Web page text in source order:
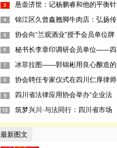
悬壶济世：记杨鹏睿和他的平衡针
锦江区久曾鑫翘脚牛肉店：弘扬传
统 传承美食
协会向“兰观酒业”授予会员单位牌
匾
秘书长李章印调研会员单位——四
川网富天下科技有限公司
冰菲拉图——郭锦彬用良心酿造的
蓝莓冰酒品牌
协会聘任专家仪式在四川仁厚律师
事务所举行
四川省法律应用协会举办“企业法
律风险防控”公益讲座
筑梦兴川·与法同行：四川省市场
经济法律应用协会年会在成都召开
最新图文